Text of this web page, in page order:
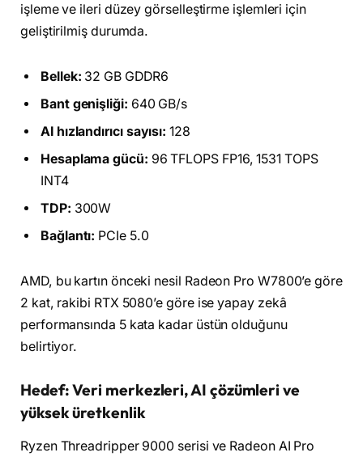
işleme ve ileri düzey görselleştirme işlemleri için
geliştirilmiş durumda.
Bellek: 32 GB GDDR6
Bant genişliği: 640 GB/s
AI hızlandırıcı sayısı: 128
Hesaplama gücü: 96 TFLOPS FP16, 1531 TOPS
INT4
TDP: 300W
Bağlantı: PCIe 5.0
AMD, bu kartın önceki nesil Radeon Pro W7800’e göre
2 kat, rakibi RTX 5080’e göre ise yapay zekâ
performansında 5 kata kadar üstün olduğunu
belirtiyor.
Hedef: Veri merkezleri, AI çözümleri ve
yüksek üretkenlik
Ryzen Threadripper 9000 serisi ve Radeon AI Pro